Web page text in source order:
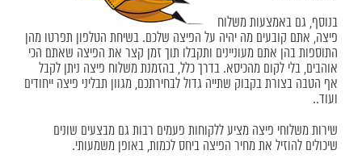
בנוסף, גם באמצעות משלוח
פיצה, אתם קובעים מה יהיה על הפיצה שלכם. בשיחת הטלפון תפרטו מהן
התוספות בהן אתם מעוניינים ותקבלו תוך זמן קצר את הפיצה שאתם הכי
אוהבים, בלי לקום מהכיסא. בדרך כלל, בהזמנת משלוח פיצה ניתן לקבל
אף הטבה בצורת בקבוק שתייה גדול לבחירתכם, מגוון תבליני פיצה ייחודים
ועוד..
שירות משלוחי פיצה מציע ללקוחות פעמים רבות גם מבצעים שונים
שיכולים להוזיל את מחיר הפיצה ביחס לכמות, באופן משמעותי.